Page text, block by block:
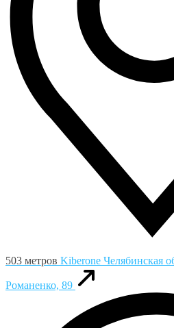
503 метров Kiberone Челябинская
Романенко, 89